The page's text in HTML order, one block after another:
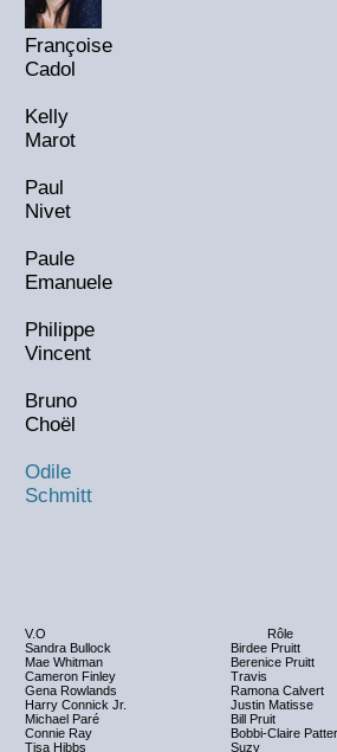
Françoise
Cadol
Kelly
Marot
Paul
Nivet
Paule
Emanuele
Philippe
Vincent
Bruno
Choël
Odile
Schmitt
V.O
Rôle
Sandra Bullock
Birdee Pruitt
Mae Whitman
Berenice Pruitt
Cameron Finley
Travis
Gena Rowlands
Ramona Calvert
Harry Connick Jr.
Justin Matisse
Michael Paré
Bill Pruit
Connie Ray
Bobbi-Claire
Tisa Hibbs
Suzy